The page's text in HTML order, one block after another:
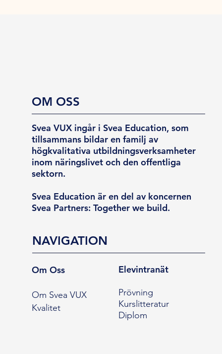
OM OSS
Svea VUX ingår i Svea Education, som
tillsammans bildar en familj av
högkvalitativa utbildningsverksamheter
inom näringslivet och den offentliga
sektorn.
Svea Education är en del av koncernen
Svea Partners: Together we build.
NAVIGATION
Om Oss
Om Svea VUX
Kvalitet
Elevintranät
Prövning
Kurslitteratur
Diplom